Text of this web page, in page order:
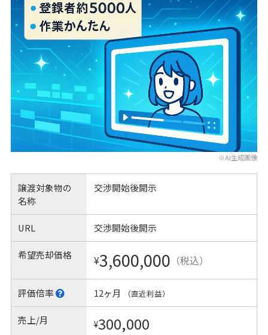
※AI生成画像
譲渡対象物の
名称
交渉開始後開示
URL 交渉開始後開示
希望売却価格 ¥3,600,000 （税込）
評価倍率 12ヶ月 （直近利益）
売上/月 ¥300,000